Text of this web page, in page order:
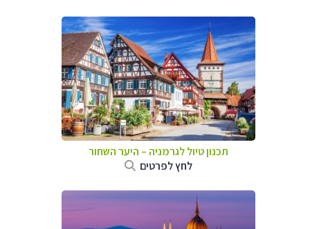
תכנון טיול לגרמניה – היער השחור
לחץ לפרטים